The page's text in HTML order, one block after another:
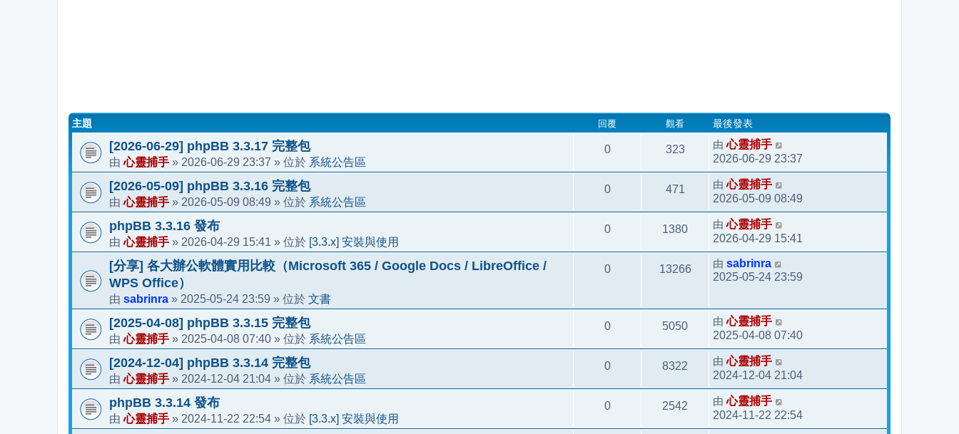
主題 回覆 觀看 最後發表
[2026-06-29] phpBB 3.3.17 完整包
由心靈捕手 » 2026-06-29 23:37 » 位於 系統公告區
0 323 由心靈捕手
2026-06-29 23:37
[2026-05-09] phpBB 3.3.16 完整包
由心靈捕手 » 2026-05-09 08:49 » 位於 系統公告區
0 471 由心靈捕手
2026-05-09 08:49
phpBB 3.3.16 發布
由心靈捕手 » 2026-04-29 15:41 » 位於 [3.3.x] 安裝與使用
0 1380 由心靈捕手
2026-04-29 15:41
[分享] 各大辦公軟體實用比較（Microsoft 365 / Google Docs / LibreOffice /
WPS Office）
由 sabrinra » 2025-05-24 23:59 » 位於 文書
0 13266 由 sabrinra
2025-05-24 23:59
[2025-04-08] phpBB 3.3.15 完整包
由心靈捕手 » 2025-04-08 07:40 » 位於 系統公告區
0 5050 由心靈捕手
2025-04-08 07:40
[2024-12-04] phpBB 3.3.14 完整包
由心靈捕手 » 2024-12-04 21:04 » 位於 系統公告區
0 8322 由心靈捕手
2024-12-04 21:04
phpBB 3.3.14 發布
由心靈捕手 » 2024-11-22 22:54 » 位於 [3.3.x] 安裝與使用
0 2542 由心靈捕手
2024-11-22 22:54